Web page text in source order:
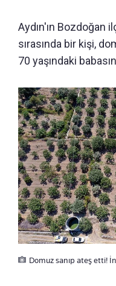
Aydın'ın Bozdoğan
sırasında bir kişi,
70 yaşındaki
Domuz sanıp ateş etti!